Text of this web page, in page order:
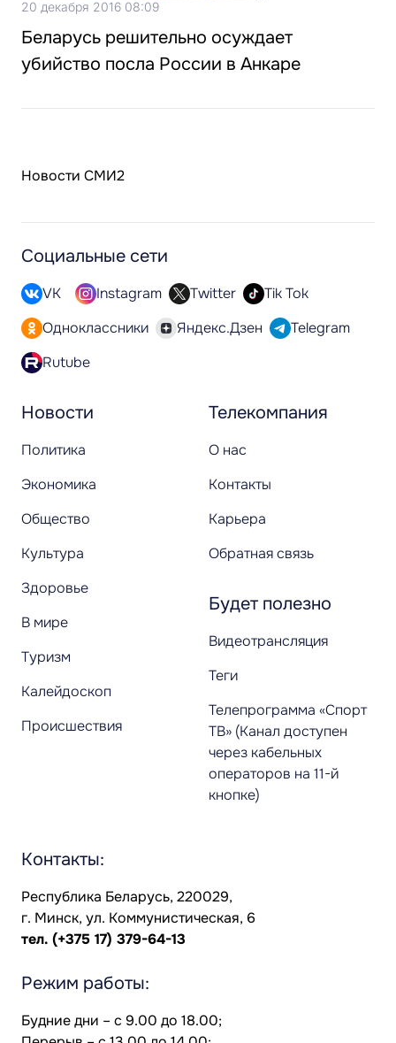
20 декабря 2016 08:09
Беларусь решительно осуждает
убийство посла России в Анкаре
Новости СМИ2
Новости
Политика
Экономика
Общество
Культура
Здоровье
В мире
Туризм
Калейдоскоп
Происшествия
Телекомпания
О нас
Контакты
Карьера
Обратная связь
Будет полезно
Видеотрансляция
Теги
Телепрограмма «Спорт
ТВ» (Канал доступен
через кабельных
операторов на 11-й
кнопке)
Социальные сети
VK Instagram Twitter
Tik Tok
Одноклассники
Яндекс.Дзен
Telegram
Rutube
Контакты:
Республика Беларусь, 220029,
г. Минск, ул. Коммунистическая, 6
тел. (+375 17) 379-64-13
Режим работы:
Будние дни – с 9.00 до 18.00;